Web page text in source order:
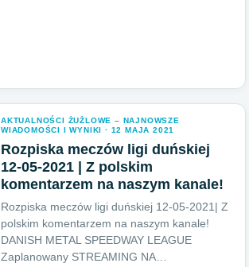
AKTUALNOŚCI ŻUŻLOWE – NAJNOWSZE
WIADOMOŚCI I WYNIKI · 12 MAJA 2021
Rozpiska meczów ligi duńskiej
12-05-2021 | Z polskim
komentarzem na naszym kanale!
Rozpiska meczów ligi duńskiej 12-05-2021| Z
polskim komentarzem na naszym kanale!
DANISH METAL SPEEDWAY LEAGUE
Zaplanowany STREAMING NA…